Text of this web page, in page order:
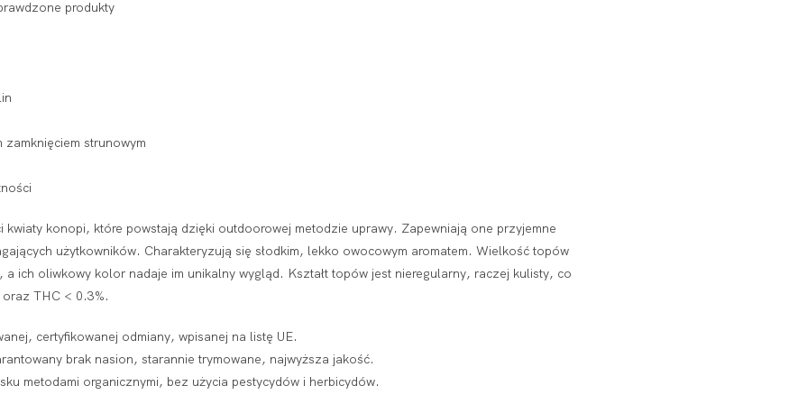
produkty
strunowym
kwiaty konopi, które powstają dzięki outdoorowej metodzie uprawy. Zapewniają one przyjemne
użytkowników. Charakteryzują się słodkim, lekko owocowym aromatem. Wielkość topów
a ich oliwkowy kolor nadaje im unikalny wygląd. Kształt topów jest nieregularny, raczej kulisty, co
THC < 0.3%.
certyfikowanej odmiany, wpisanej na listę UE.
brak nasion, starannie trymowane, najwyższa jakość.
metodami organicznymi, bez użycia pestycydów i herbicydów.